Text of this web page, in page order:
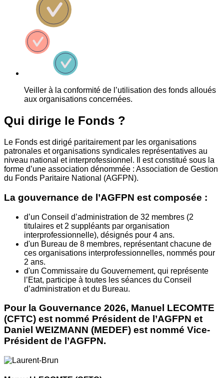
Veiller à la conformité de l’utilisation des fonds alloués
aux organisations concernées.
Qui dirige le Fonds ?
Le Fonds est dirigé paritairement par les organisations
patronales et organisations syndicales représentatives au
niveau national et interprofessionnel. Il est constitué sous la
forme d’une association dénommée : Association de Gestion
du Fonds Paritaire National (AGFPN).
La gouvernance de l’AGFPN est composée :
d’un Conseil d’administration de 32 membres (2
titulaires et 2 suppléants par organisation
interprofessionnelle), désignés pour 4 ans.
d'un Bureau de 8 membres, représentant chacune de
ces organisations interprofessionnelles, nommés pour
2 ans.
d'un Commissaire du Gouvernement, qui représente
l’Etat, participe à toutes les séances du Conseil
d’administration et du Bureau.
Pour la Gouvernance 2026, Manuel LECOMTE
(CFTC) est nommé Président de l’AGFPN et
Daniel WEIZMANN (MEDEF) est nommé Vice-
Président de l’AGFPN.